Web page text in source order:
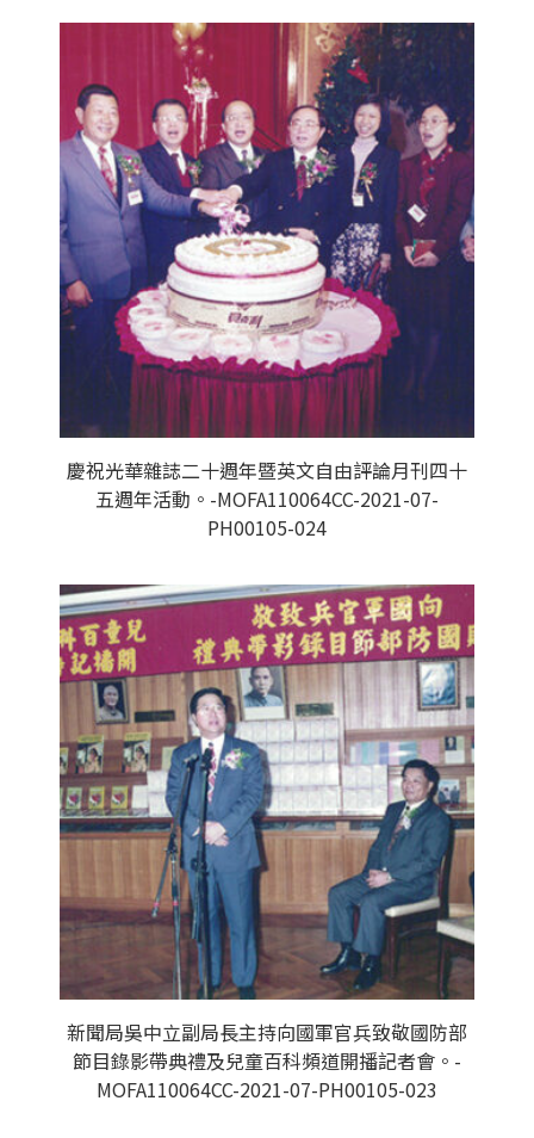
慶祝光華雜誌二十週年暨英文自由評論月刊四十
五週年活動。-MOFA110064CC-2021-07-
PH00105-024
新聞局吳中立副局長主持向國軍官兵致敬國防部
節目錄影帶典禮及兒童百科頻道開播記者會。-
MOFA110064CC-2021-07-PH00105-023